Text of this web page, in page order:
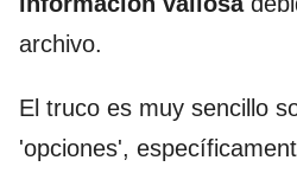
archivo.
El truco es muy sencillo
'opciones',